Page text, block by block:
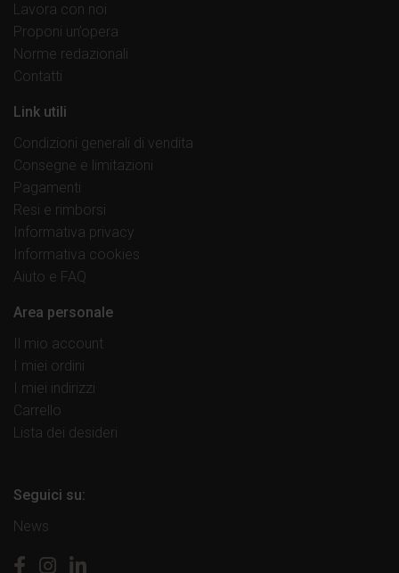
Lavora con noi
Proponi un’opera
Norme redazionali
Contatti
Link utili
Condizioni generali di vendita
Consegne e limitazioni
Pagamenti
Resi e rimborsi
Informativa privacy
Informativa cookies
Aiuto e FAQ
Area personale
Il mio account
I miei ordini
I miei indirizzi
Carrello
Lista dei desideri
Seguici su:
News